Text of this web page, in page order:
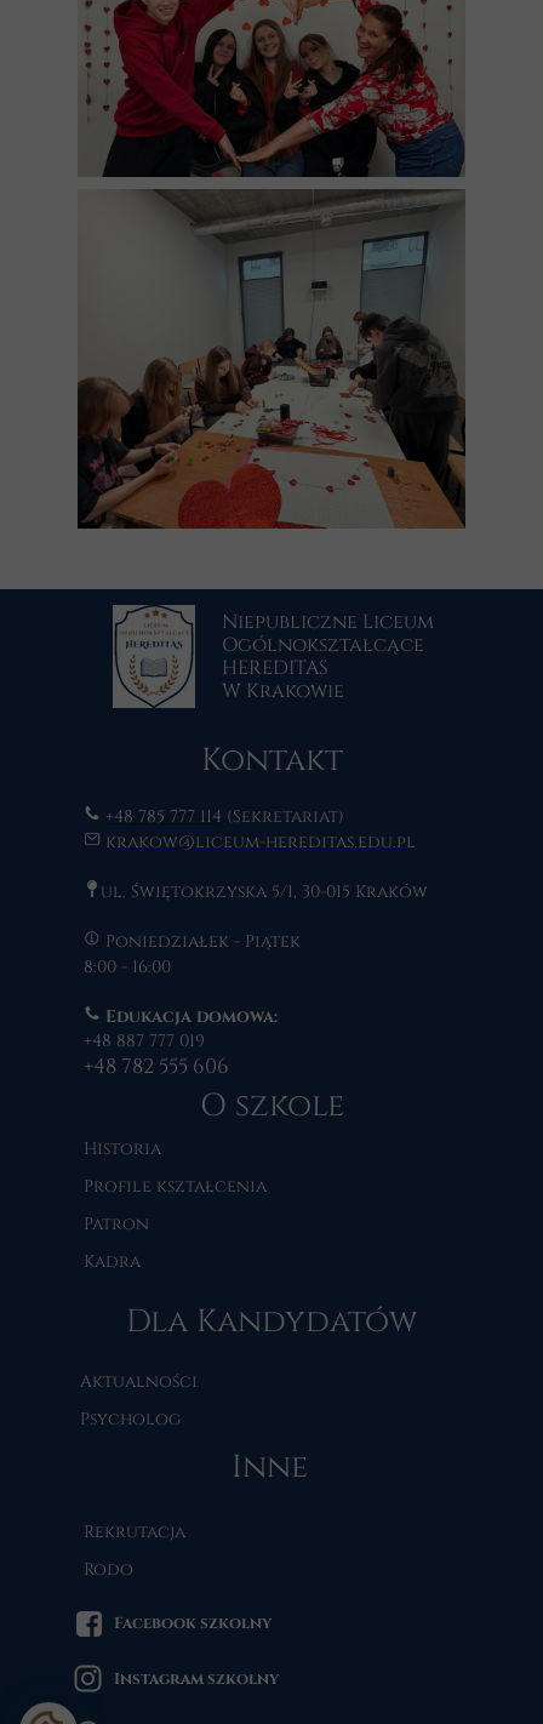
Niepubliczne Liceum
Ogólnokształcące
HEREDITAS
W Krakowie
Kontakt
+48 785 777 114 (Sekretariat)
krakow@liceum-hereditas.edu.pl
ul. Świętokrzyska 5/1, 30-015 Kraków
Poniedziałek - Piątek
8:00 - 16:00
Edukacja domowa:
+48 887 777 019
+48 782 555 606
Inne
Aktualności
Psycholog
Dla Kandydatów
Rekrutacja
Rodo
O szkole
Historia
Profile kształcenia
Patron
Kadra
Facebook szkolny
Instagram szkolny